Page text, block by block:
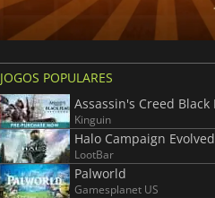
JOGOS POPULARES
Kinguin
Halo Campaign Evolved
LootBar
Palworld
Gamesplanet US